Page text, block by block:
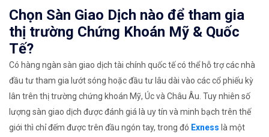
Chọn Sàn Giao Dịch nào để tham gia
thị trường Chứng Khoán Mỹ & Quốc
Tế?
Có hàng ngàn sàn giao dịch tài chính quốc tế có thể hỗ trợ các nhà
đầu tư tham gia lướt sóng hoặc đầu tư lâu dài vào các cổ phiếu kỳ
lân trên thị trường chứng khoán Mỹ, Úc và Châu Âu. Tuy nhiên số
lượng sàn giao dịch được đánh giá là uy tín và minh bạch trên thế
giới thì chỉ đếm được trên đầu ngón tay, trong đó Exness là một